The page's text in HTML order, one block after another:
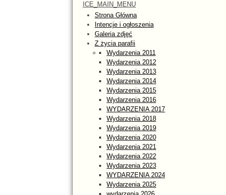
ICE_MAIN_MENU
Strona Główna
Intencje i ogłoszenia
Galeria zdjęć
Z życia parafii
Wydarzenia 2011
Wydarzenia 2012
Wydarzenia 2013
Wydarzenia 2014
Wydarzenia 2015
Wydarzenia 2016
WYDARZENIA 2017
Wydarzenia 2018
Wydarzenia 2019
Wydarzenia 2020
Wydarzenia 2021
Wydarzenia 2022
Wydarzenia 2023
WYDARZENIA 2024
Wydarzenia 2025